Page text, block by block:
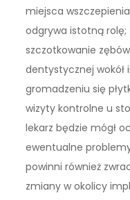
miejsca
odgrywa istotną
szczotkowanie
dentystycznej
gromadzeniu się
wizyty kontrolne u
lekarz będzie mógł
ewentualne
powinni również
zmiany w okolicy